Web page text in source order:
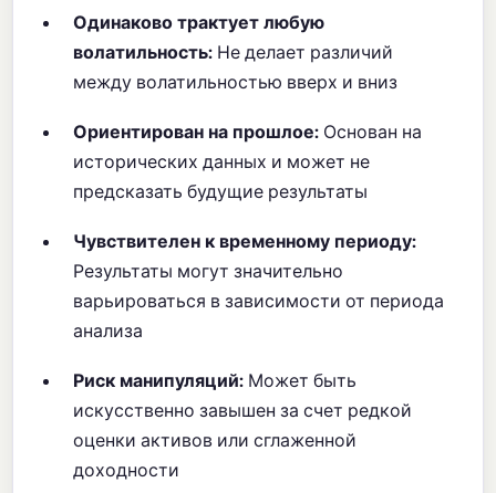
Одинаково трактует любую
волатильность: Не делает различий
между волатильностью вверх и вниз
Ориентирован на прошлое: Основан на
исторических данных и может не
предсказать будущие результаты
Чувствителен к временному периоду:
Результаты могут значительно
варьироваться в зависимости от периода
анализа
Риск манипуляций: Может быть
искусственно завышен за счет редкой
оценки активов или сглаженной
доходности